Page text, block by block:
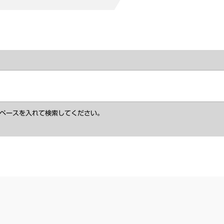
スを入れて検索してください。